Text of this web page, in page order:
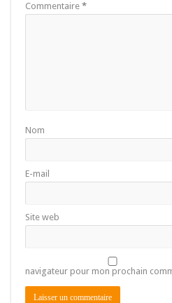
Commentaire *
Nom
E-mail
Site web
navigateur pour mon prochain